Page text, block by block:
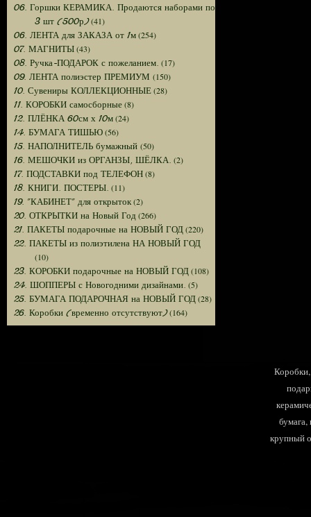
06. Горшки КЕРАМИКА. Продаются наборами по
3 шт (500р)(41)
06. ЛЕНТА для ЗАКАЗА от 1м(254)
07. МАГНИТЫ(43)
08. Ручка-ПОДАРОК с пожеланием. (17)
09. ЛЕНТА полиэстер ПРЕМИУМ (150)
10. Сувениры КОЛЛЕКЦИОННЫЕ(28)
11. КОРОБКИ самосборные(8)
12. ПЛЁНКА 60см х 10м(24)
14. БУМАГА ТИШЬЮ(56)
15. НАПОЛНИТЕЛЬ бумажный (50)
16. МЕШОЧКИ из ОРГАНЗЫ, ШЁЛКА. (2)
17. ПОДСТАВКИ под ТЕЛЕФОН(8)
18. КНИГИ. ПОСТЕРЫ. (11)
19. "КАБИНЕТ" для открыток(2)
20. ОТКРЫТКИ на Новый Год (266)
21. ПАКЕТЫ подарочные на НОВЫЙ ГОД(220)
22. ПАКЕТЫ из полиэтилена НА НОВЫЙ ГОД
(10)
23. КОРОБКИ подарочные на НОВЫЙ ГОД(108)
24. ШОППЕРЫ с Новогодними дизайнами. (5)
25. БУМАГА ПОДАРОЧНАЯ на НОВЫЙ ГОД(28)
26. Коробки (временно отсутствуют)(164)
крупный